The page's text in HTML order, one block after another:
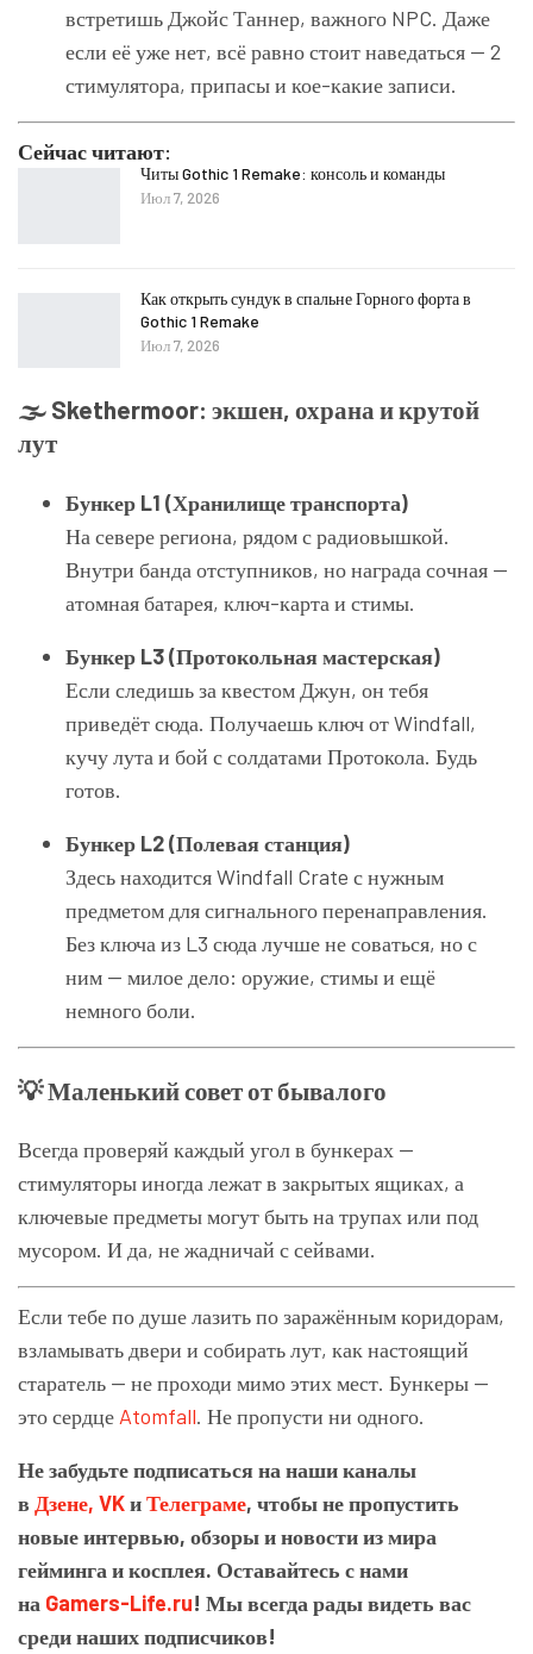
встретишь Джойс Таннер, важного NPC. Даже
если её уже нет, всё равно стоит наведаться — 2
стимулятора, припасы и кое-какие записи.
Сейчас читают:
Читы Gothic 1 Remake: консоль и команды
Июл 7, 2026
Как открыть сундук в спальне Горного форта в
Gothic 1 Remake
Июл 7, 2026
🌫 Skethermoor: экшен, охрана и крутой
лут
Бункер L1 (Хранилище транспорта)
На севере региона, рядом с радиовышкой.
Внутри банда отступников, но награда сочная —
атомная батарея, ключ-карта и стимы.
Бункер L3 (Протокольная мастерская)
Если следишь за квестом Джун, он тебя
приведёт сюда. Получаешь ключ от Windfall,
кучу лута и бой с солдатами Протокола. Будь
готов.
Бункер L2 (Полевая станция)
Здесь находится Windfall Crate с нужным
предметом для сигнального перенаправления.
Без ключа из L3 сюда лучше не соваться, но с
ним — милое дело: оружие, стимы и ещё
немного боли.
💡 Маленький совет от бывалого
Всегда проверяй каждый угол в бункерах —
стимуляторы иногда лежат в закрытых ящиках, а
ключевые предметы могут быть на трупах или под
мусором. И да, не жадничай с сейвами.
Если тебе по душе лазить по заражённым коридорам,
взламывать двери и собирать лут, как настоящий
старатель — не проходи мимо этих мест. Бункеры —
это сердце Atomfall. Не пропусти ни одного.
Не забудьте подписаться на наши каналы
в Дзене, VKиТелеграме, чтобы не пропустить
новые интервью, обзоры и новости из мира
гейминга и косплея. Оставайтесь с нами
на Gamers-Life.ru! Мы всегда рады видеть вас
среди наших подписчиков!